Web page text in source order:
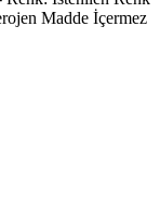
Madde İçermez